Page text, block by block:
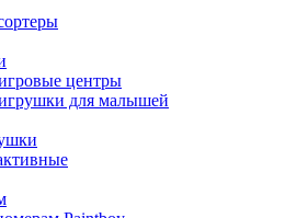
центры
для малышей